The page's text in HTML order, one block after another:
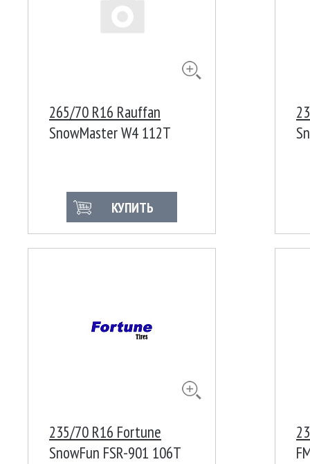
265/70 R16 Rauffan
SnowMaster W4 112T
КУПИТЬ
235/70 R16 Fortune
SnowFun FSR-901 106T